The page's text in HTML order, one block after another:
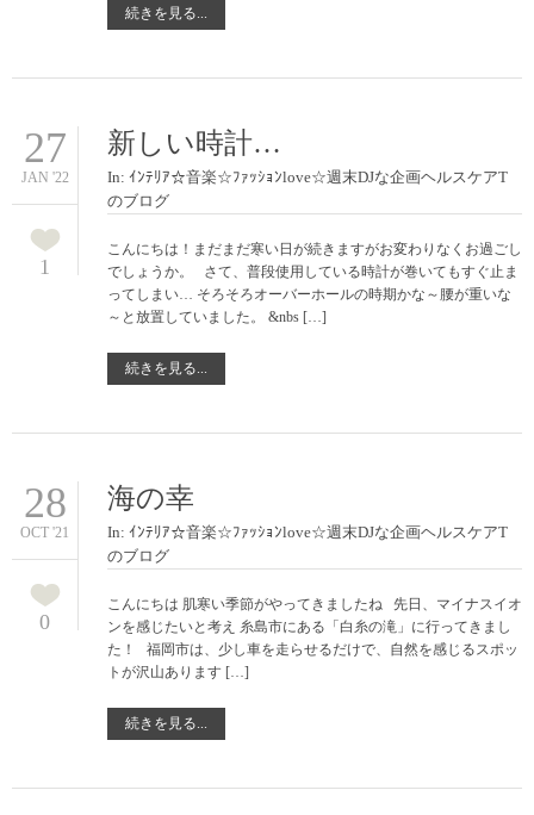
続きを見る...
27
JAN '22
1
新しい時計…
In: ｲﾝﾃﾘｱ☆音楽☆ﾌｧｯｼｮﾝlove☆週末DJな企画ヘルスケアT
のブログ
こんにちは！まだまだ寒い日が続きますがお変わりなくお過ごし
でしょうか。 さて、普段使用している時計が巻いてもすぐ止ま
ってしまい… そろそろオーバーホールの時期かな～腰が重いな
～と放置していました。 &nbs […]
続きを見る...
28
OCT '21
0
海の幸
In: ｲﾝﾃﾘｱ☆音楽☆ﾌｧｯｼｮﾝlove☆週末DJな企画ヘルスケアT
のブログ
こんにちは 肌寒い季節がやってきましたね 先日、マイナスイオ
ンを感じたいと考え 糸島市にある「白糸の滝」に行ってきまし
た！ 福岡市は、少し車を走らせるだけで、自然を感じるスポッ
トが沢山あります […]
続きを見る...